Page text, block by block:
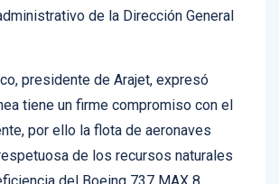
y Francis Almonte,
de la Dirección General
presidente de Arajet, expresó
tiene un firme compromiso con el
por ello la flota de aeronaves
de los recursos naturales